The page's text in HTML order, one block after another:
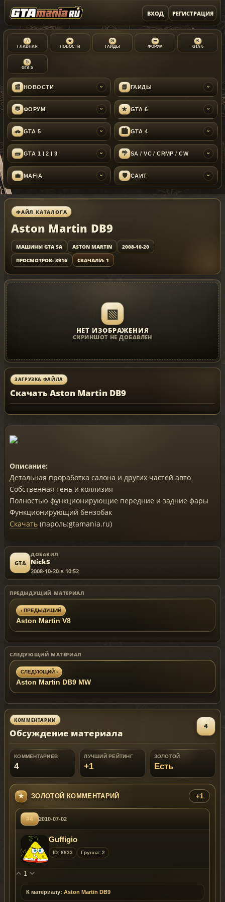
ВХОД РЕГИСТРАЦИЯ
⌂
ГЛАВНАЯ
★
НОВОСТИ
G
ГАЙДЫ
☰
ФОРУМ
6
GTA 6
5
GTA 5
📰 НОВОСТИ › 📘 ГАЙДЫ ›
💬 ФОРУМ › ★ GTA 6 ›
🚗 GTA 5 › 🏙 GTA 4 ›
🧱 GTA 1 | 2 | 3 › 🌴 SA / VC / CRMP / CW ›
💼 MAFIA › 🛡 САЙТ ›
ФАЙЛ КАТАЛОГА
Aston Martin DB9
МАШИНЫ GTA SA ASTON MARTIN
2008-10-20
ПРОСМОТРОВ: 3916
СКАЧАЛИ: 1
▧
НЕТ ИЗОБРАЖЕНИЯ
СКРИНШОТ НЕ ДОБАВЛЕН
ЗАГРУЗКА ФАЙЛА
Скачать Aston Martin DB9
Описание:
Детальная проработка салона и других частей авто
Собственная тень и коллизия
Полностью функционирующие передние и задние фары
Функционирующий бензобак
Скачать (пароль:gtamania.ru)
GTA
ДОБАВИЛ
NickS
2008-10-20 в 10:52
ПРЕДЫДУЩИЙ МАТЕРИАЛ
‹ ПРЕДЫДУЩИЙ
Aston Martin V8
СЛЕДУЮЩИЙ МАТЕРИАЛ
СЛЕДУЮЩИЙ ›
Aston Martin DB9 MW
КОММЕНТАРИИ
Обсуждение материала
4
КОММЕНТАРИЕВ
4
ЛУЧШИЙ РЕЙТИНГ
+1
ЗОЛОТОЙ
Есть
ЗОЛОТОЙ КОММЕНТАРИЙ +1
#4 2010-07-02
Guffigio
ID: 8633 Группа: 2
1
К материалу: Aston Martin DB9